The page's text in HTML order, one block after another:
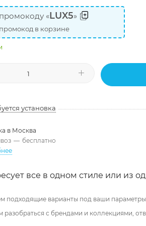
«LUX5»
в корзине
установка
в Москва
— бесплатно
все в одном стиле или из
подходящие варианты под ваши параметры.
с брендами и коллекциями,